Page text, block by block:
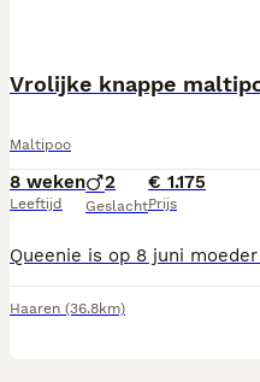
Vrolijke knappe
Maltipoo
8 weken
Leeftijd
2
Geslacht
€ 1.175
Prijs
Haaren (36.8km)